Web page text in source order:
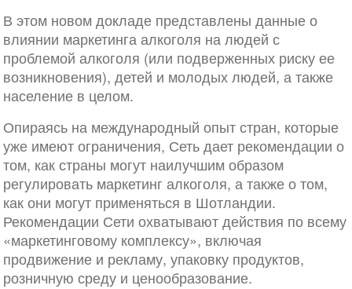
В этом новом докладе представлены данные о
влиянии маркетинга алкоголя на людей с
проблемой алкоголя (или подверженных риску ее
возникновения), детей и молодых людей, а также
население в целом.
Опираясь на международный опыт стран, которые
уже имеют ограничения, Сеть дает рекомендации о
том, как страны могут наилучшим образом
регулировать маркетинг алкоголя, а также о том,
как они могут применяться в Шотландии.
Рекомендации Сети охватывают действия по всему
«маркетинговому комплексу», включая
продвижение и рекламу, упаковку продуктов,
розничную среду и ценообразование.